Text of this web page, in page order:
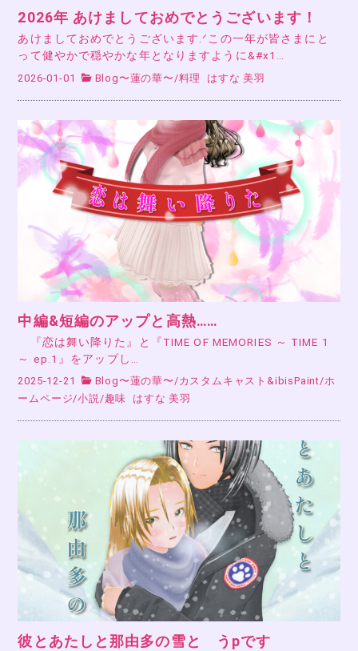
2026年 あけましておめでとうございます！
あけましておめでとうございます.ᐟこの一年が皆さまにと
って健やかで穏やかな年となりますように&#x1…
2026-01-01 Blog〜蓮の華〜 /料理 はすな 美羽
中編&短編のアップと高熱……
『恋は舞い降りた』と『TIME OF MEMORIES ～ TIME 1
～ ep.1』をアップし…
2025-12-21 Blog〜蓮の華〜/カスタムキャスト&ibisPaint/ホ
ームページ/小説/趣味 はすな 美羽
彼とあたしと那由多の雪と うpです